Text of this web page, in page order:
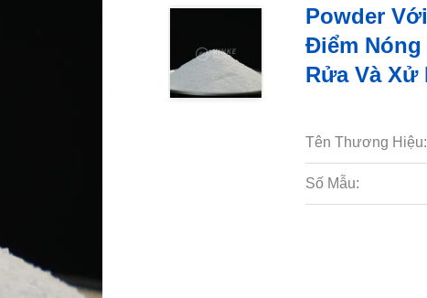
Powder
Điểm Nóng
Rửa Và
Tên Thương Hiệu:
Số Mẫu: